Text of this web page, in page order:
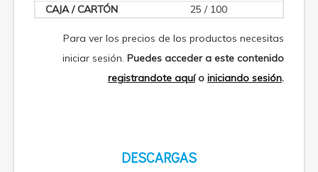
25 / 100
Para ver los precios de los productos necesitas
iniciar sesión. Puedes acceder a este contenido
registrandote aquío iniciando sesión.
DESCARGAS